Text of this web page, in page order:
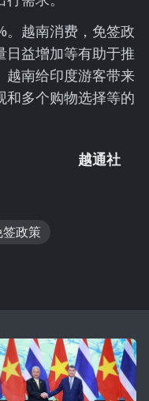
。越南消费，免签政
日益增加等有助于推
越南给印度游客带来
和多个购物选择等的
越通社
签政策